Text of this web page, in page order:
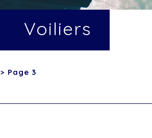
Voiliers
> Page 3